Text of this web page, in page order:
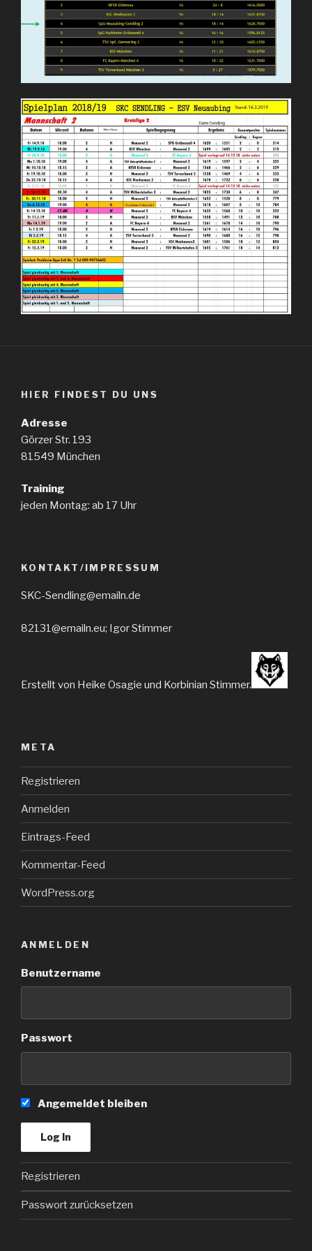
HIER FINDEST DU UNS
Adresse
Görzer Str. 193
81549 München
Training
jeden Montag: ab 17 Uhr
KONTAKT/IMPRESSUM
SKC-Sendling@emailn.de
82131@emailn.eu; Igor Stimmer
Erstellt von Heike Osagie und Korbinian Stimmer.
META
Registrieren
Anmelden
Eintrags-Feed
Kommentar-Feed
WordPress.org
ANMELDEN
Benutzername
Passwort
Angemeldet bleiben
Registrieren
Passwort zurücksetzen